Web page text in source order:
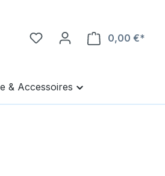
0,00 €*
& Accessoires